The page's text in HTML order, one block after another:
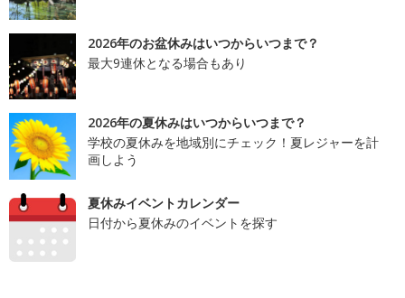
2026年のお盆休みはいつからいつまで？
最大9連休となる場合もあり
2026年の夏休みはいつからいつまで？
学校の夏休みを地域別にチェック！夏レジャーを計
画しよう
夏休みイベントカレンダー
日付から夏休みのイベントを探す